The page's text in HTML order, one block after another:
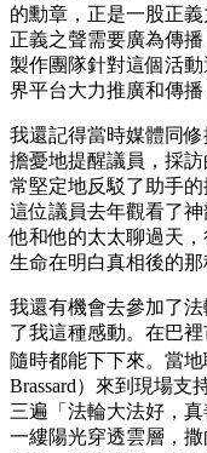
的勳章，正是一股正
正義之聲需要廣為傳
製作團隊針對這個活
界平台大力推廣和傳播
我還記得當時媒體同
擔憂地提醒議員，採
常堅定地反駁了助手
這位議員去年觀看了
他和他的太太聊過天
生命在明白真相後的那
我還有機會去參加了
了我這種感動。在巴
隨時都能下下來。當地
Brassard）來到現場支
三遍「法輪大法好，
一縷陽光穿透雲層，